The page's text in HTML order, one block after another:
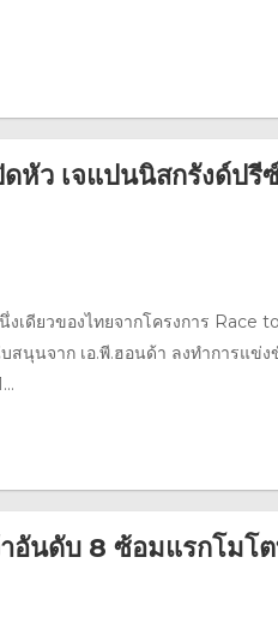
หัว เจแปนนิสกรังด์ปรี
ดียวของไทยจากโครงการ Race
สนุนจาก เอ.พี.ฮอนด้า ลงทำการแข่
อันดับ 8 ซ้อมแรกโมโ